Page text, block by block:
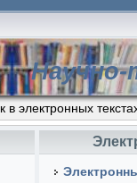
электронных